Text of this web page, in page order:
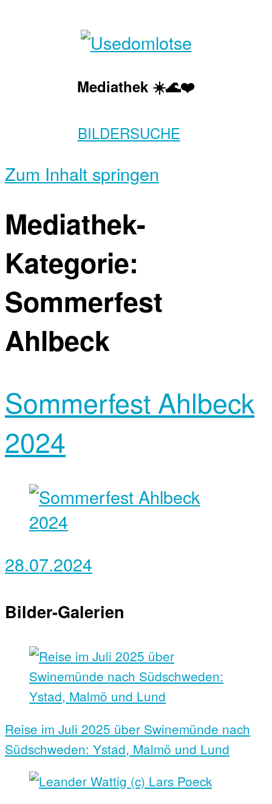
Mediathek ☀️🌊❤️
BILDERSUCHE
Zum Inhalt springen
Mediathek-
Kategorie:
Sommerfest
Ahlbeck
Sommerfest Ahlbeck
2024
28.07.2024
Bilder-Galerien
Reise im Juli 2025 über Swinemünde nach
Südschweden: Ystad, Malmö und Lund